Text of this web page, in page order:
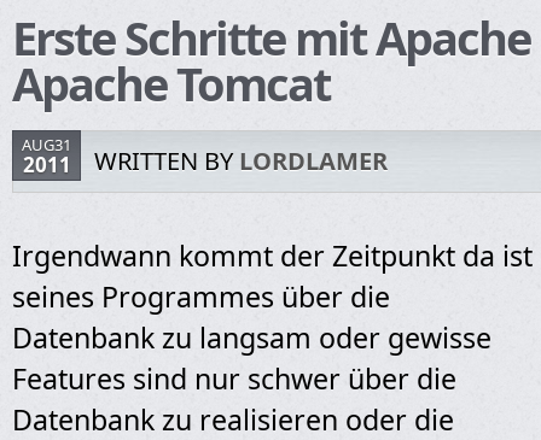
Erste Schritte mit
Apache Tomcat
AUG31
2011 WRITTEN BYLORDLAMER
Irgendwann kommt der Zeitpunkt da ist
seines Programmes über die
Datenbank zu langsam oder gewisse
Features sind nur schwer über die
Datenbank zu realisieren oder die